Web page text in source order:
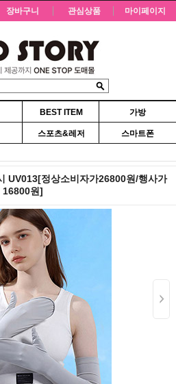
장바구니 관심상품 마이페이지
BEST ITEM 가방
스포츠&레저 스마트폰
UV013[정상소비자가26800원/행사가
16800원]